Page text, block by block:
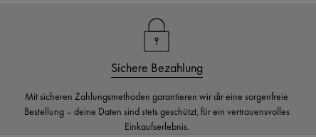
Sichere Bezahlung
Mit sicheren Zahlungsmethoden garantieren wir dir eine sorgenfreie
Bestellung – deine Daten sind stets geschützt, für ein vertrauensvolles
Einkaufserlebnis.